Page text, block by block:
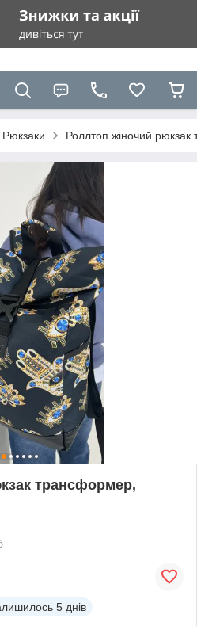
Рюкзаки Роллтоп жіночий
трансформер,
5 днів